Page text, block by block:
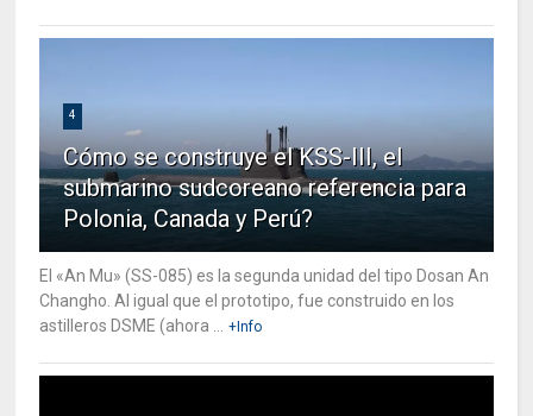
4
Cómo se construye el KSS-III, el
submarino sudcoreano referencia para
Polonia, Canada y Perú?
El «An Mu» (SS-085) es la segunda unidad del tipo Dosan An
Changho. Al igual que el prototipo, fue construido en los
astilleros DSME (ahora ... +Info